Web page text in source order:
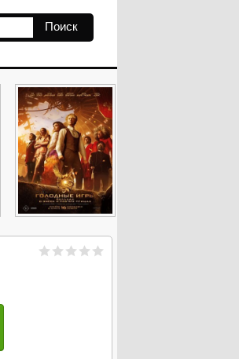
Поиск